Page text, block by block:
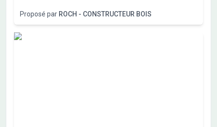
constructibles de 550 à 1300M²
Proposé par ROCH - CONSTRUCTEUR BOIS